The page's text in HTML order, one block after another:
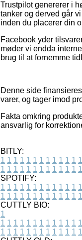
Trustpilot genererer i
tanker og derved går
inden du placerer din
Facebook yder
møder vi endda
brug til at fornemme
Denne side
varer, og tager imod
Fakta omkring
ansvarlig for
BITLY:
1 1 1 1 1 1 1 1 1 1 1 1 1
1 1 1 1 1 1 1 1 1 1 1 1 1
SPOTIFY:
1 1 1 1 1 1 1 1 1 1 1 1 1
1 1 1 1 1 1 1 1 1 1 1 1 1
CUTTLY BIO:
1
1 1 1 1 1 1 1 1 1 1 1 1 1
1 1 1 1 1 1 1 1 1 1 1 1 1